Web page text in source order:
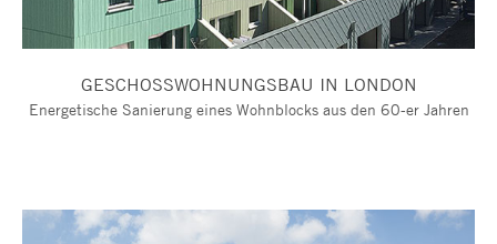
GESCHOSSWOHNUNGSBAU IN LONDON
Energetische Sanierung eines Wohnblocks aus den 60-er Jahren